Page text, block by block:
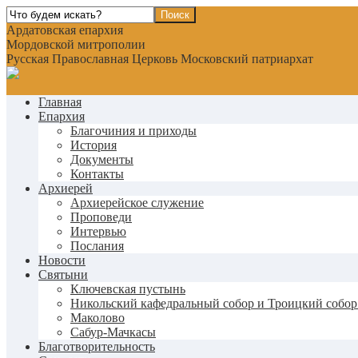
Ардатовская епархия
Мордовской митрополии
Русская Православная Церковь Московский патриархат
Главная
Епархия
Благочиния и приходы
История
Документы
Контакты
Архиерей
Архиерейское служение
Проповеди
Интервью
Послания
Новости
Святыни
Ключевская пустынь
Никольский кафедральный собор и Троицкий собор
Маколово
Сабур-Мачкасы
Благотворительность